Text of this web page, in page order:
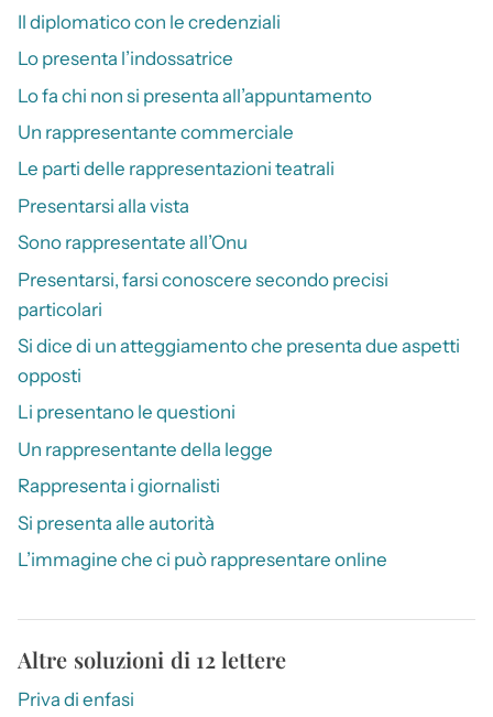
Il diplomatico con le credenziali
Lo presenta l’indossatrice
Lo fa chi non si presenta all’appuntamento
Un rappresentante commerciale
Le parti delle rappresentazioni teatrali
Presentarsi alla vista
Sono rappresentate all’Onu
Presentarsi, farsi conoscere secondo precisi
particolari
Si dice di un atteggiamento che presenta due aspetti
opposti
Li presentano le questioni
Un rappresentante della legge
Rappresenta i giornalisti
Si presenta alle autorità
L’immagine che ci può rappresentare online
Altre soluzioni di 12 lettere
Priva di enfasi